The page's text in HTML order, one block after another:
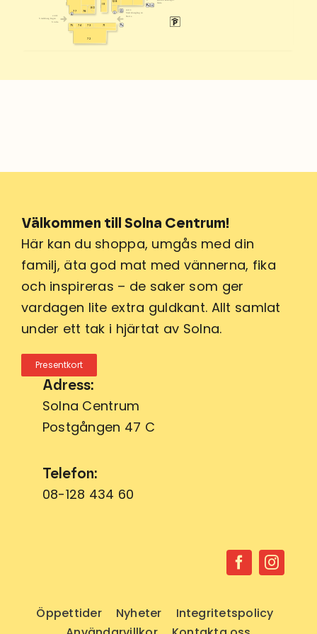
128
80
78
77
71
73
72
74
75
111
entré
Stadshusgången
Norra
Östra
entré
Stadshusgången
Södra
Välkommen till Solna Centrum!
Här kan du shoppa, umgås med din
familj, äta god mat med vännerna, fika
och inspireras – de saker som ger
vardagen lite extra guldkant. Allt samlat
under ett tak i hjärtat av Solna.
Presentkort
Adress:
Solna Centrum
Postgången 47 C
Telefon:
08-128 434 60
Öppettider Nyheter
Integritetspolicy